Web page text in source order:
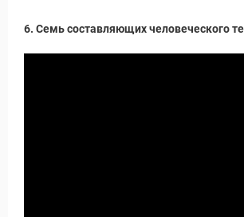
6. Семь составляющих человеческого